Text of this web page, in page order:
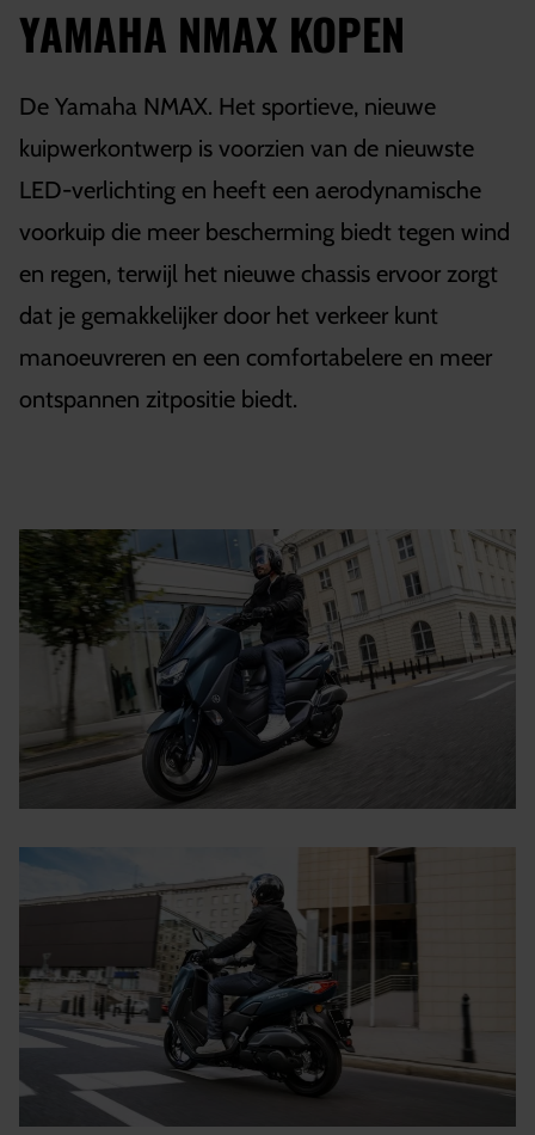
YAMAHA NMAX KOPEN
De Yamaha NMAX. Het sportieve, nieuwe
kuipwerkontwerp is voorzien van de nieuwste
LED-verlichting en heeft een aerodynamische
voorkuip die meer bescherming biedt tegen wind
en regen, terwijl het nieuwe chassis ervoor zorgt
dat je gemakkelijker door het verkeer kunt
manoeuvreren en een comfortabelere en meer
ontspannen zitpositie biedt.